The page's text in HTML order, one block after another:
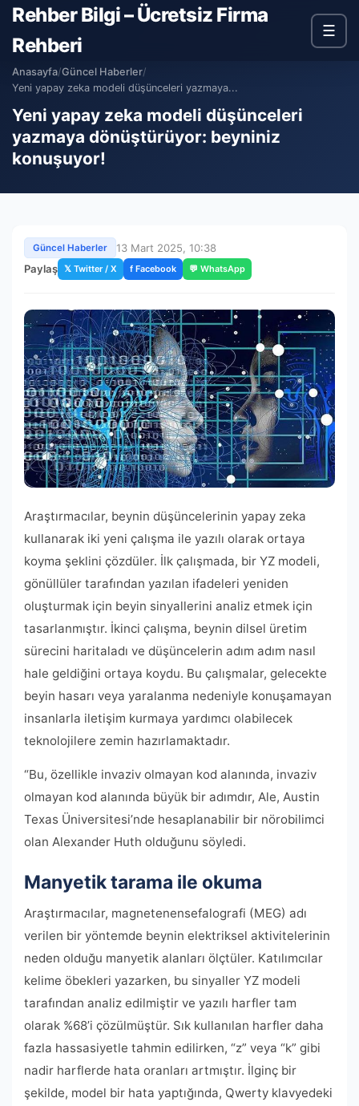
Rehber Bilgi – Ücretsiz Firma
Rehberi
☰
Anasayfa/Güncel Haberler/
Yeni yapay zeka modeli düşünceleri yazmaya...
Yeni yapay zeka modeli düşünceleri
yazmaya dönüştürüyor: beyniniz
konuşuyor!
Güncel Haberler
13 Mart 2025, 10:38
Paylaş 𝕏 Twitter / X f Facebook 💬 WhatsApp
Araştırmacılar, beynin düşüncelerinin yapay zeka
kullanarak iki yeni çalışma ile yazılı olarak ortaya
koyma şeklini çözdüler. İlk çalışmada, bir YZ modeli,
gönüllüler tarafından yazılan ifadeleri yeniden
oluşturmak için beyin sinyallerini analiz etmek için
tasarlanmıştır. İkinci çalışma, beynin dilsel üretim
sürecini haritaladı ve düşüncelerin adım adım nasıl
hale geldiğini ortaya koydu. Bu çalışmalar, gelecekte
beyin hasarı veya yaralanma nedeniyle konuşamayan
insanlarla iletişim kurmaya yardımcı olabilecek
teknolojilere zemin hazırlamaktadır.
“Bu, özellikle invaziv olmayan kod alanında, invaziv
olmayan kod alanında büyük bir adımdır, Ale, Austin
Texas Üniversitesi’nde hesaplanabilir bir nörobilimci
olan Alexander Huth olduğunu söyledi.
Manyetik tarama ile okuma
Araştırmacılar, magnetenensefalografi (MEG) adı
verilen bir yöntemde beynin elektriksel aktivitelerinin
neden olduğu manyetik alanları ölçtüler. Katılımcılar
kelime öbekleri yazarken, bu sinyaller YZ modeli
tarafından analiz edilmiştir ve yazılı harfler tam
olarak %68’i çözülmüştür. Sık kullanılan harfler daha
fazla hassasiyetle tahmin edilirken, “z” veya “k” gibi
nadir harflerde hata oranları artmıştır. İlginç bir
şekilde, model bir hata yaptığında, Qwerty klavyedeki